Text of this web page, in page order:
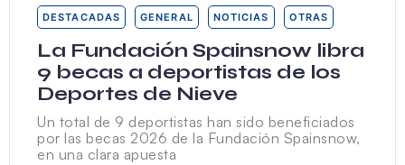
DESTACADAS GENERAL NOTICIAS OTRAS
La Fundación Spainsnow libra
9 becas a deportistas de los
Deportes de Nieve
Un total de 9 deportistas han sido beneficiados
por las becas 2026 de la Fundación Spainsnow,
en una clara apuesta